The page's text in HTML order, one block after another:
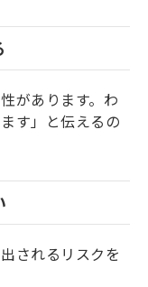
があります。わ
す」と伝えるの
されるリスクを